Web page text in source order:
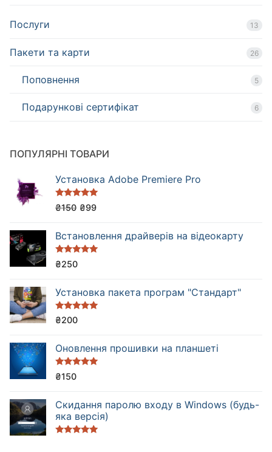
Послуги 13
Пакети та карти 26
Поповнення 5
Подарункові сертифікат 6
ПОПУЛЯРНІ ТОВАРИ
Установка Adobe Premiere Pro
Оцінено в
5.00з 5
₴150 ₴99
Встановлення драйверів на відеокарту
Оцінено в
5.00з 5
₴250
Установка пакета програм "Стандарт"
Оцінено в
5.00з 5
₴200
Оновлення прошивки на планшеті
Оцінено в
5.00з 5
₴150
Cкидання паролю входу в Windows (будь-
яка версія)